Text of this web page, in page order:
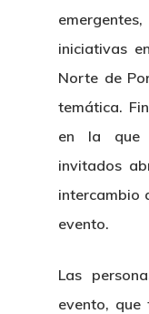
iniciativas
Norte de
temática.
en la que
invitados
intercambio
evento.
Las
evento, que